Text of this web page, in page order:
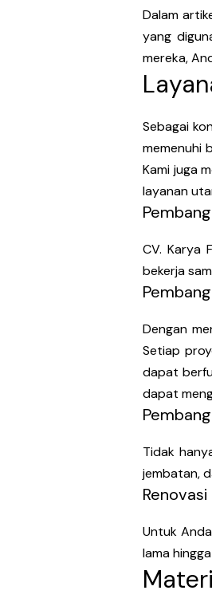
Dalam
yang
mereka,
Sebagai
memenuhi
Kami juga
layanan
CV. Karya
bekerja
Dengan
Setiap
dapat
dapat
Tidak
jembatan,
Untuk
lama